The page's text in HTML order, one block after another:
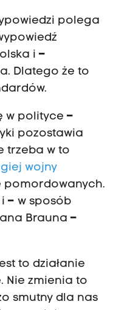
polega
i –
Dlatego że to
w polityce –
pozostawia
trzeba w to
wojny
pomordowanych.
– w sposób
Brauna –
to działanie
Nie zmienia to
smutny dla nas